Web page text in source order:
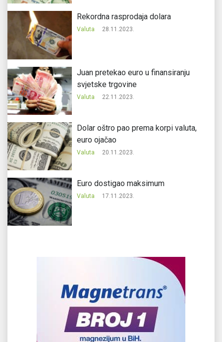
Rekordna rasprodaja dolara
Valuta 28.11.2023.
Juan pretekao euro u finansiranju
svjetske trgovine
Valuta 22.11.2023.
Dolar oštro pao prema korpi valuta,
euro ojačao
Valuta 20.11.2023.
Еuro dostigao maksimum
Valuta 17.11.2023.